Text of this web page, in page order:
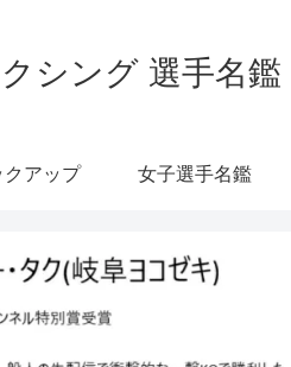
シング 選手名
クアップ 女子選手名鑑